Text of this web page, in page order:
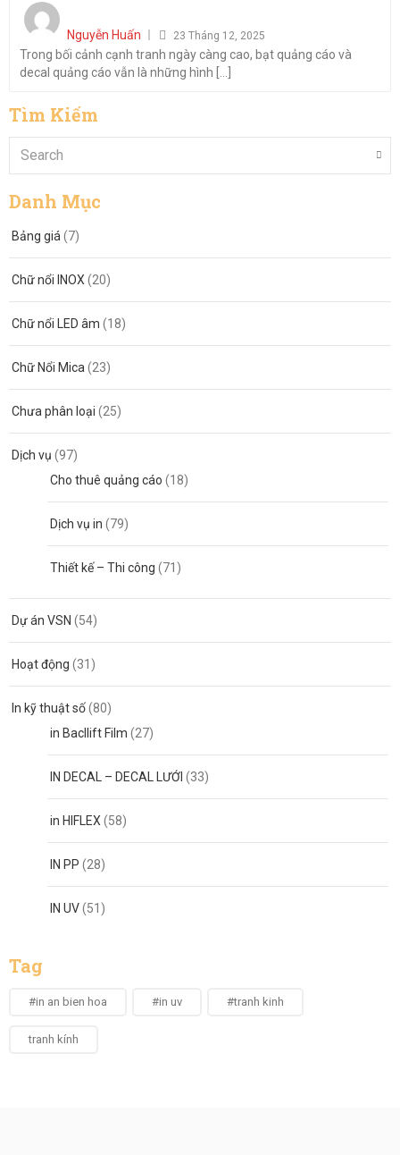
tại
Hòa,
Nai
Nguyễn Huấn
23 Tháng 12, 2025
Trong bối cảnh cạnh tranh ngày càng cao, bạt quảng cáo và
decal quảng cáo vẫn là những hình [...]
Tìm Kiếm
Danh Mục
Bảng giá (7)
Chữ nổi INOX (20)
Chữ nổi LED âm (18)
Chữ Nổi Mica (23)
Chưa phân loại (25)
Dịch vụ (97)
Cho thuê quảng cáo (18)
Dịch vụ in (79)
Thiết kế – Thi công (71)
Dự án VSN (54)
Hoạt động (31)
In kỹ thuật số(80)
in Bacllift Film (27)
IN DECAL – DECAL LƯỚI (33)
in HIFLEX (58)
IN PP (28)
IN UV(51)
Tag
#in an bien hoa #in uv #tranh kinh
tranh kính